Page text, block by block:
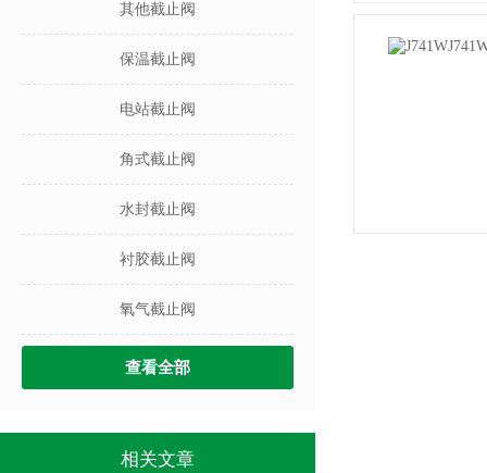
其他截止阀
保温截止阀
电站截止阀
角式截止阀
水封截止阀
衬胶截止阀
氧气截止阀
查看全部
相关文章